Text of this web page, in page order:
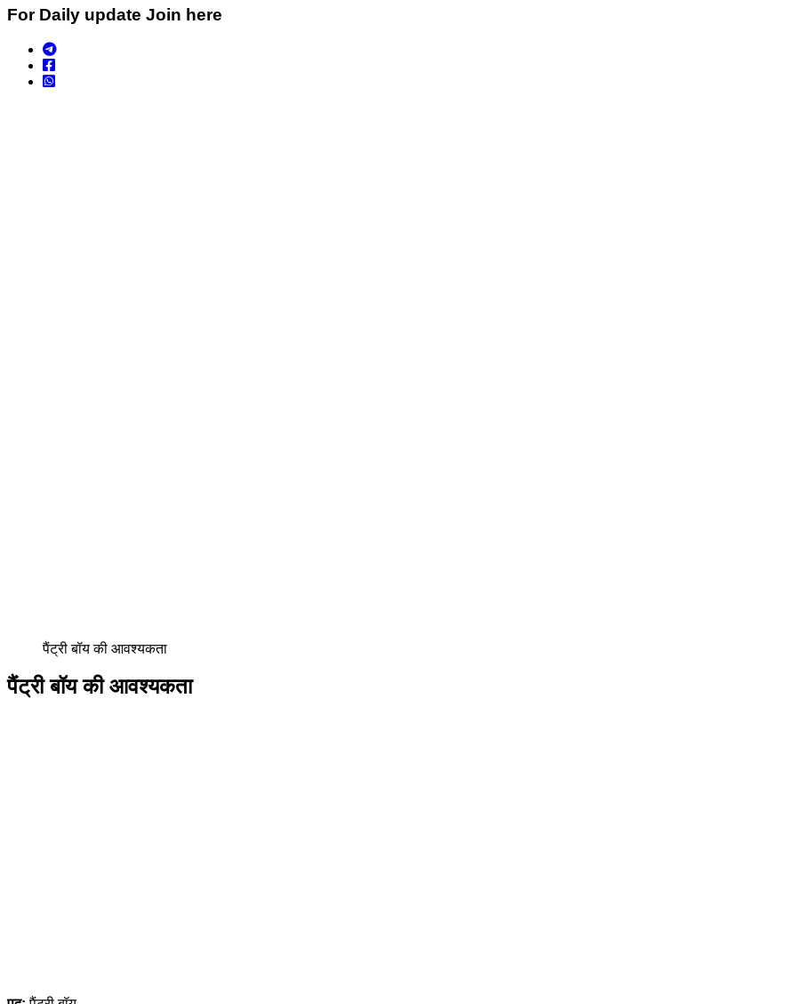
For Daily update Join here
पैंट्री बॉय की आवश्यकता
पैंट्री बॉय की आवश्यकता